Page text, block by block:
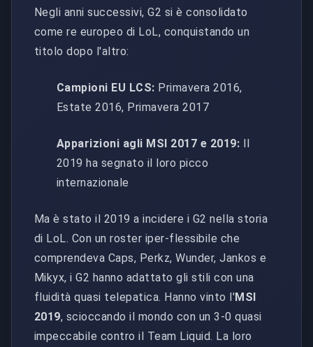
Negli anni successivi, G2 si è consolidato
come re europeo di LoL, conquistando un
titolo dopo l'altro:
Campioni EU LCS: Primavera 2016,
Estate 2016, Primavera 2017
Apparizioni agli MSI 2017 e 2019: Il
2019 ha segnato il loro picco
internazionale
Ma è stato il 2019 a incidere i G2 nella storia
di LoL. Con un roster iper-flessibile che
comprendeva Caps, Perkz, Wunder, Jankos e
Mikyx, i G2 hanno adattato gli stili con una
fluidità quasi telepatica. Hanno vinto l'MSI
2019, scioccando il mondo con un 3-0 quasi
impeccabile contro il Team Liquid. La loro